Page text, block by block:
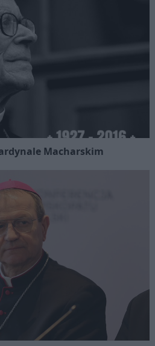
Macharskim